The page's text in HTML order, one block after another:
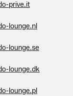
prive.it
lounge.nl
lounge.se
lounge.dk
lounge.pl